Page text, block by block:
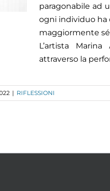
paragonabile ad
ogni individuo ha
maggiormente
L’artista
attraverso la
| RIFLESSIONI